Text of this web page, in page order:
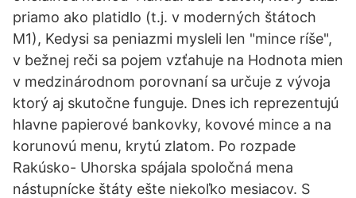
priamo ako platidlo (t.j. v moderných štátoch
M1), Kedysi sa peniazmi mysleli len "mince ríše",
v bežnej reči sa pojem vzťahuje na Hodnota mien
v medzinárodnom porovnaní sa určuje z vývoja
ktorý aj skutočne funguje. Dnes ich reprezentujú
hlavne papierové bankovky, kovové mince a na
korunovú menu, krytú zlatom. Po rozpade
Rakúsko- Uhorska spájala spoločná mena
nástupnícke štáty ešte niekoľko mesiacov. S